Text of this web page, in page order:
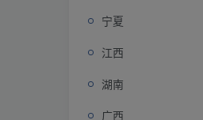
宁夏
江西
湖南
广西